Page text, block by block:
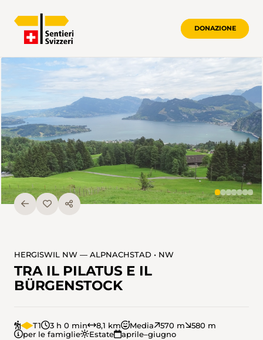
DONAZIONE
HERGISWIL NW — ALPNACHSTAD • NW
TRA IL PILATUS E IL
BÜRGENSTOCK
T1 3 h 0 min 8,1 km Media 570 m
580 m
per le famiglie
Estate aprile–giugno